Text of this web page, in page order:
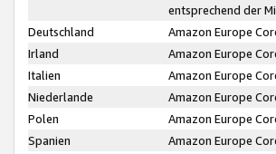
entsprechend der
Deutschland
Amazon Europe
Irland
Amazon Europe
Italien
Amazon Europe
Niederlande
Amazon Europe
Polen
Amazon Europe
Spanien
Amazon Europe